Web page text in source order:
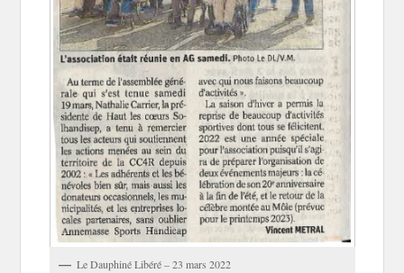
Le Dauphiné Libéré – 23 mars 2022